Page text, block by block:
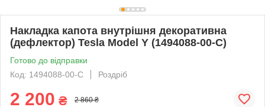
Накладка капота внутрішня декоративна
(дефлектор) Tesla Model Y (1494088-00-C)
Готово до відправки
Код: 1494088-00-C
Роздріб
2 200 ₴ 2 860 ₴